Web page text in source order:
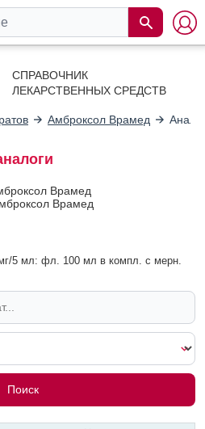
СПРАВОЧНИК
ЛЕКАРСТВЕННЫХ СРЕДСТВ
Амброксол Врамед
Врамед
Врамед
5 мл: фл. 100 мл в компл. с мерн.